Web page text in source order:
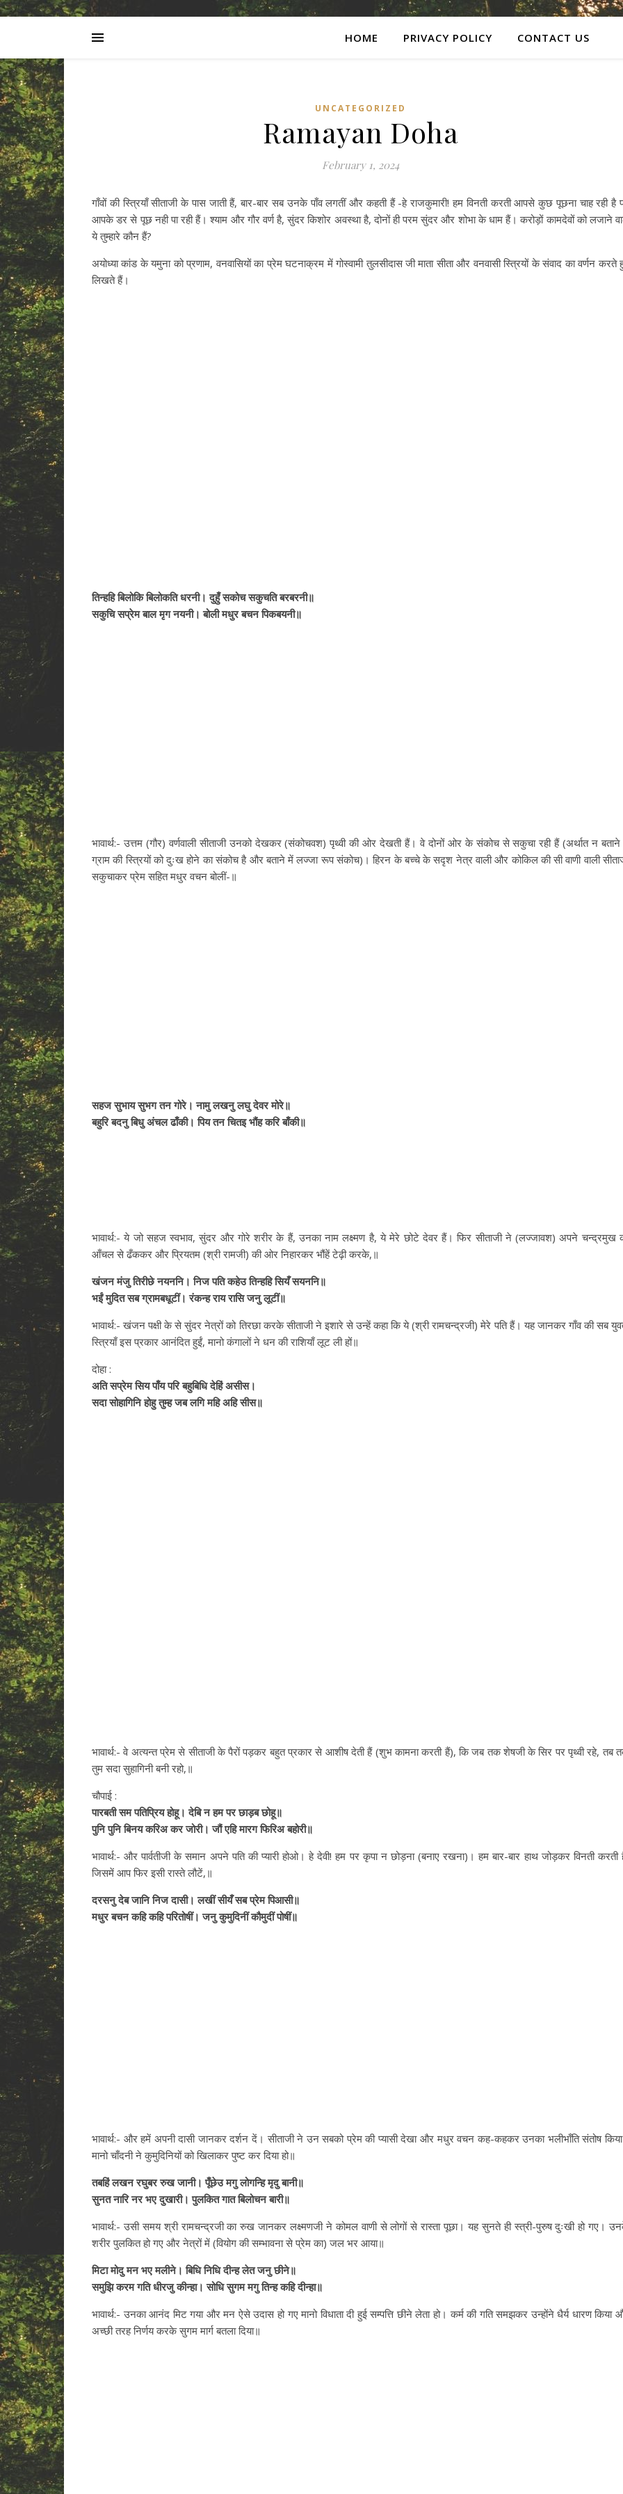
HOME PRIVACY POLICY CONTACT US
UNCATEGORIZED
Ramayan Doha
February 1, 2024
गाँवों की स्त्रियाँ सीताजी के पास जाती हैं, बार-बार सब उनके पाँव लगतीं और कहती हैं -हे राजकुमारी! हम विनती करती आपसे कुछ पूछना चाह रही है
आपके डर से पूछ नही पा रही हैं। श्याम और गौर वर्ण है, सुंदर किशोर अवस्था है, दोनों ही परम सुंदर और शोभा के धाम हैं। करोड़ों कामदेवों को लजाने
ये तुम्हारे कौन हैं?
अयोध्या कांड के यमुना को प्रणाम, वनवासियों का प्रेम घटनाक्रम में गोस्वामी तुलसीदास जी माता सीता और वनवासी स्त्रियों के संवाद का वर्णन करते
लिखते हैं।
तिन्हहि बिलोकि बिलोकति धरनी। दुहुँ सकोच सकुचति बरबरनी॥
सकुचि सप्रेम बाल मृग नयनी। बोली मधुर बचन पिकबयनी॥
भावार्थ:- उत्तम (गौर) वर्णवाली सीताजी उनको देखकर (संकोचवश) पृथ्वी की ओर देखती हैं। वे दोनों ओर के संकोच से सकुचा रही हैं (अर्थात न
ग्राम की स्त्रियों को दुःख होने का संकोच है और बताने में लज्जा रूप संकोच)। हिरन के बच्चे के सदृश नेत्र वाली और कोकिल की सी वाणी वाली
सकुचाकर प्रेम सहित मधुर वचन बोलीं-॥
सहज सुभाय सुभग तन गोरे। नामु लखनु लघु देवर मोरे॥
बहुरि बदनु बिधु अंचल ढाँकी। पिय तन चितइ भौंह करि बाँकी॥
भावार्थ:- ये जो सहज स्वभाव, सुंदर और गोरे शरीर के हैं, उनका नाम लक्ष्मण है, ये मेरे छोटे देवर हैं। फिर सीताजी ने (लज्जावश) अपने चन्द्रमुख
आँचल से ढँककर और प्रियतम (श्री रामजी) की ओर निहारकर भौंहें टेढ़ी करके,॥
खंजन मंजु तिरीछे नयननि। निज पति कहेउ तिन्हहि सियँ सयननि॥
भईं मुदित सब ग्रामबधूटीं। रंकन्ह राय रासि जनु लूटीं॥
भावार्थ:- खंजन पक्षी के से सुंदर नेत्रों को तिरछा करके सीताजी ने इशारे से उन्हें कहा कि ये (श्री रामचन्द्रजी) मेरे पति हैं। यह जानकर गाँव की सब
स्त्रियाँ इस प्रकार आनंदित हुईं, मानो कंगालों ने धन की राशियाँ लूट ली हों॥
दोहा :
अति सप्रेम सिय पाँय परि बहुबिधि देहिं असीस।
सदा सोहागिनि होहु तुम्ह जब लगि महि अहि सीस॥
भावार्थ:- वे अत्यन्त प्रेम से सीताजी के पैरों पड़कर बहुत प्रकार से आशीष देती हैं (शुभ कामना करती हैं), कि जब तक शेषजी के सिर पर पृथ्वी रहे, तब
तुम सदा सुहागिनी बनी रहो,॥
चौपाई :
पारबती सम पतिप्रिय होहू। देबि न हम पर छाड़ब छोहू॥
पुनि पुनि बिनय करिअ कर जोरी। जौं एहि मारग फिरिअ बहोरी॥
भावार्थ:- और पार्वतीजी के समान अपने पति की प्यारी होओ। हे देवी! हम पर कृपा न छोड़ना (बनाए रखना)। हम बार-बार हाथ जोड़कर विनती करती
जिसमें आप फिर इसी रास्ते लौटें,॥
दरसनु देब जानि निज दासी। लखीं सीयँ सब प्रेम पिआसी॥
मधुर बचन कहि कहि परितोषीं। जनु कुमुदिनीं कौमुदीं पोषीं॥
भावार्थ:- और हमें अपनी दासी जानकर दर्शन दें। सीताजी ने उन सबको प्रेम की प्यासी देखा और मधुर वचन कह-कहकर उनका भलीभाँति संतोष
मानो चाँदनी ने कुमुदिनियों को खिलाकर पुष्ट कर दिया हो॥
तबहिं लखन रघुबर रुख जानी। पूँछेउ मगु लोगन्हि मृदु बानी॥
सुनत नारि नर भए दुखारी। पुलकित गात बिलोचन बारी॥
भावार्थ:- उसी समय श्री रामचन्द्रजी का रुख जानकर लक्ष्मणजी ने कोमल वाणी से लोगों से रास्ता पूछा। यह सुनते ही स्त्री-पुरुष दुःखी हो गए।
शरीर पुलकित हो गए और नेत्रों में (वियोग की सम्भावना से प्रेम का) जल भर आया॥
मिटा मोदु मन भए मलीने। बिधि निधि दीन्ह लेत जनु छीने॥
समुझि करम गति धीरजु कीन्हा। सोधि सुगम मगु तिन्ह कहि दीन्हा॥
भावार्थ:- उनका आनंद मिट गया और मन ऐसे उदास हो गए मानो विधाता दी हुई सम्पत्ति छीने लेता हो। कर्म की गति समझकर उन्होंने धैर्य धारण किया
अच्छी तरह निर्णय करके सुगम मार्ग बतला दिया॥